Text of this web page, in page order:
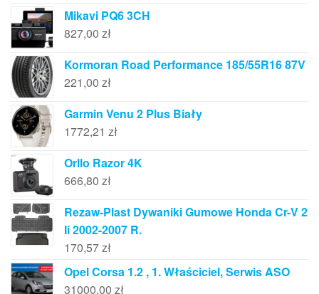
Mikavi PQ6 3CH
827,00 zł
Kormoran Road Performance 185/55R16 87V
221,00 zł
Garmin Venu 2 Plus Biały
1772,21 zł
Orllo Razor 4K
666,80 zł
Rezaw-Plast Dywaniki Gumowe Honda Cr-V 2
Ii 2002-2007 R.
170,57zł
Opel Corsa 1.2 , 1. Właściciel, Serwis ASO
31000,00 zł